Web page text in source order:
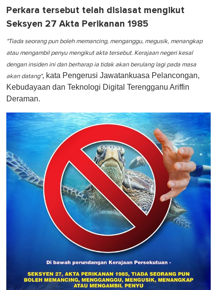
Perkara tersebut telah disiasat mengikut
Seksyen 27 Akta Perikanan 1985
"Tiada seorang pun boleh memancing, menganggu, megusik, menangkap
atau mengambil penyu mengikut akta tersebut. Kerajaan negeri kesal
dengan insiden ini dan berharap ia tidak akan berulang lagi pada masa
akan datang", kata Pengerusi Jawatankuasa Pelancongan,
Kebudayaan dan Teknologi Digital Terengganu Ariffin
Deraman.